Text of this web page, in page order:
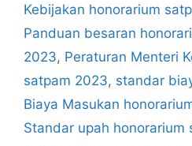
Kebijakan honorarium
Panduan besaran
2023, Peraturan Menteri
satpam 2023, standar
Biaya Masukan
Standar upah honorarium